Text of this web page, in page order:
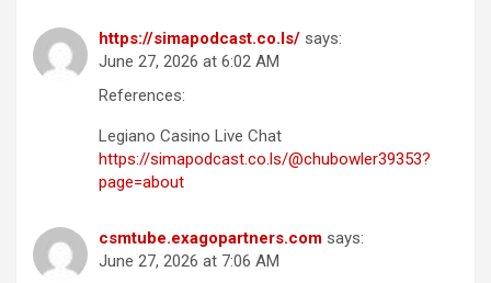
https://simapodcast.co.ls/ says:
June 27, 2026 at 6:02 AM
References:
Legiano Casino Live Chat
https://simapodcast.co.ls/@chubowler39353?
page=about
csmtube.exagopartners.com says:
June 27, 2026 at 7:06 AM